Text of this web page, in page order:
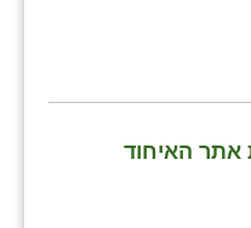
אתר האיחוד